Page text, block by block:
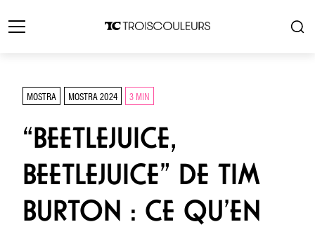
MOSTRA MOSTRA 2024 3 MIN
“BEETLEJUICE,
BEETLEJUICE” DE TIM
BURTON : CE QU’EN